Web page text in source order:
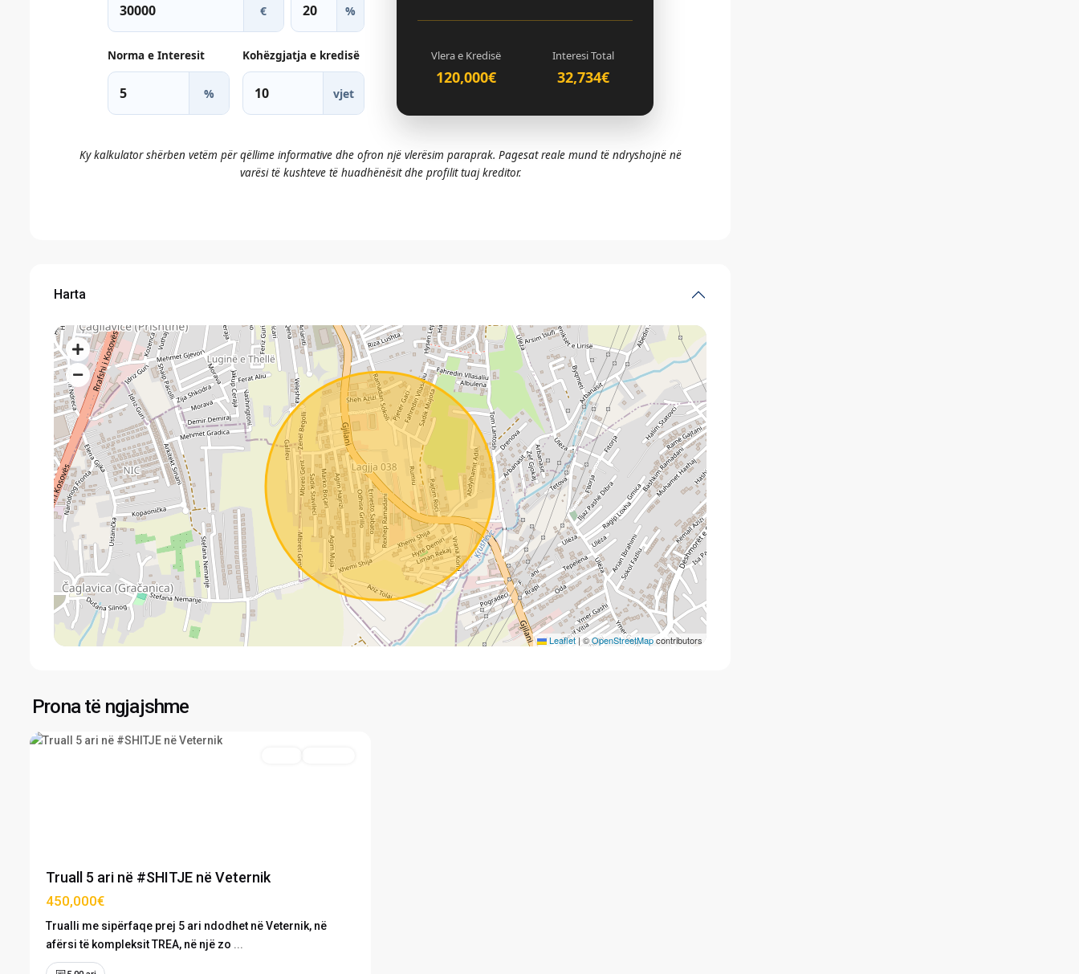
€ %
Norma e Interesit
%
Kohëzgjatja e kredisë
vjet
Vlera e Kredisë
120,000€
Interesi Total
32,734€
Ky kalkulator shërben vetëm për qëllime informative dhe ofron një vlerësim paraprak. Pagesat reale mund të ndryshojnë në
varësi të kushteve të huadhënësit dhe profilit tuaj kreditor.
Harta
Leaflet | ©OpenStreetMapcontributors
Prona të ngjajshme
Prishtinë
Truall 5 ari në #SHITJE në Veternik
450,000€
Trualli me sipërfaqe prej 5 ari ndodhet në Veternik, në
afërsi të kompleksit TREA, në një zo ...